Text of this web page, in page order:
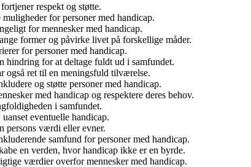
respekt og støtte.
for personer med handicap.
for mennesker med handicap.
former og påvirke livet på forskellige måder.
for personer med handicap.
hindring for at deltage fuldt ud i samfundet.
også ret til en meningsfuld tilværelse.
og støtte personer med handicap.
med handicap og respektere deres behov.
i samfundet.
eventuelle handicap.
persons værdi eller evner.
samfund for personer med handicap.
en verden, hvor handicap ikke er en byrde.
værdier overfor mennesker med handicap.